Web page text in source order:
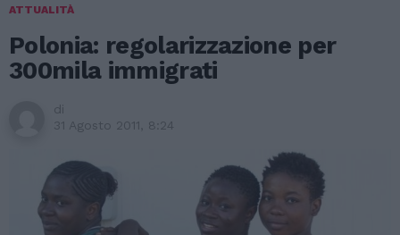
ATTUALITÀ
Polonia: regolarizzazione per
300mila immigrati
di
31 Agosto 2011, 8:24